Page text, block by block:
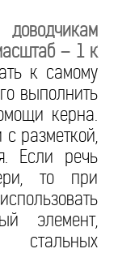
– 1 к
к самому
выполнить
керна.
с разметкой,
Если речь
то при
элемент,
стальных